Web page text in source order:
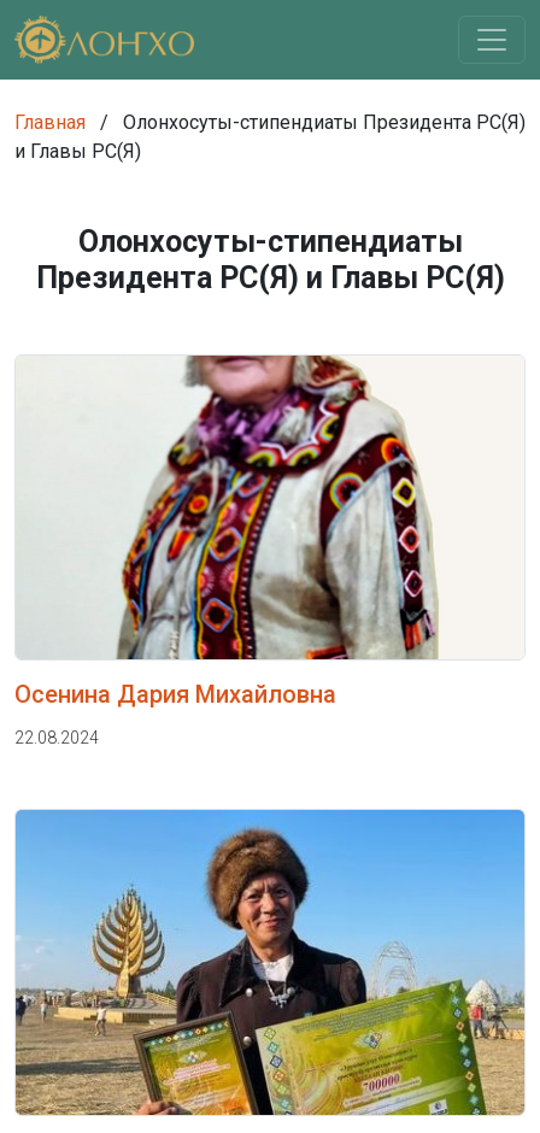
Главная /
Олонхосуты-стипендиаты Президента РС(Я)
и Главы РС(Я)
Олонхосуты-стипендиаты
Президента РС(Я) и Главы РС(Я)
Осенина Дария Михайловна
22.08.2024